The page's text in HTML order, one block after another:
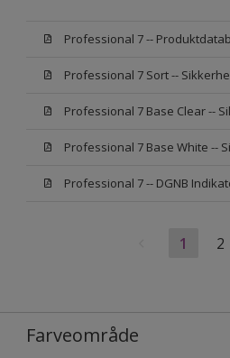
Professional 7 --
Professional 7 Sort --
Professional 7 Base Clear --
Professional 7 Base White --
Professional 7 -- DGNB
1 2
Farveområde